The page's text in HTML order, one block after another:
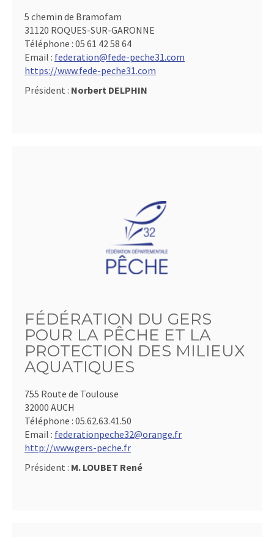
5 chemin de Bramofam
31120 ROQUES-SUR-GARONNE
Téléphone : 05 61 42 58 64
Email : federation@fede-peche31.com
https://www.fede-peche31.com
Président : Norbert DELPHIN
FÉDÉRATION DU GERS
POUR LA PÊCHE ET LA
PROTECTION DES MILIEUX
AQUATIQUES
755 Route de Toulouse
32000 AUCH
Téléphone : 05.62.63.41.50
Email : federationpeche32@orange.fr
http://www.gers-peche.fr
Président : M. LOUBET René